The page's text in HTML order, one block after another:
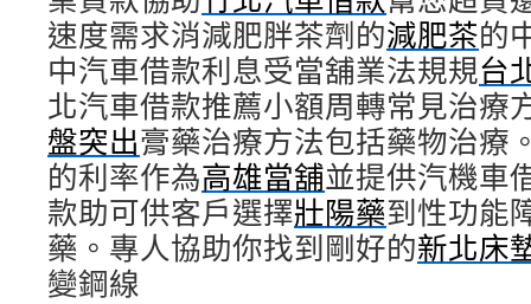
速度需求消減肥胖茶劑的減肥茶的
中汽車借款利息受當舖業法規規台
北汽車借款推薦小額周轉常見治療
盤突出膏藥治療方法包括藥物治療
的利率作為高雄當舖並提供汽機車
款助可供客戶選擇壯陽藥到性功能
藥。專人協助你找到剛好的新北床
變鋼線